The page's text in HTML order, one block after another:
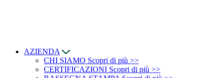
AZIENDA
CHI SIAMO Scopri di più >>
CERTIFICAZIONI Scopri di più >>